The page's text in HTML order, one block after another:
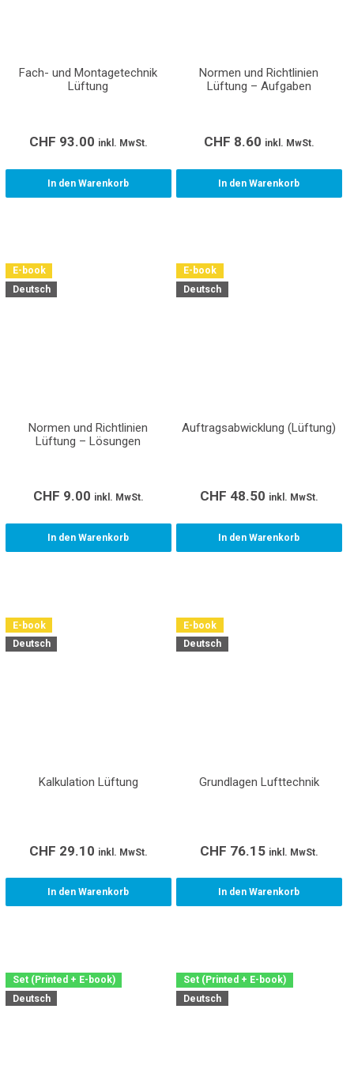
Fach- und Montagetechnik
Lüftung
CHF 93.00 inkl. MwSt.
In den Warenkorb
Normen und Richtlinien
Lüftung – Aufgaben
CHF 8.60 inkl. MwSt.
In den Warenkorb
E-book
Deutsch
Normen und Richtlinien
Lüftung – Lösungen
CHF 9.00 inkl. MwSt.
In den Warenkorb
E-book
Deutsch
Auftragsabwicklung (Lüftung)
CHF 48.50 inkl. MwSt.
In den Warenkorb
E-book
Deutsch
Kalkulation Lüftung
CHF 29.10 inkl. MwSt.
In den Warenkorb
E-book
Deutsch
Grundlagen Lufttechnik
CHF 76.15 inkl. MwSt.
In den Warenkorb
Set (Printed + E-book)
Deutsch
Set (Printed + E-book)
Deutsch